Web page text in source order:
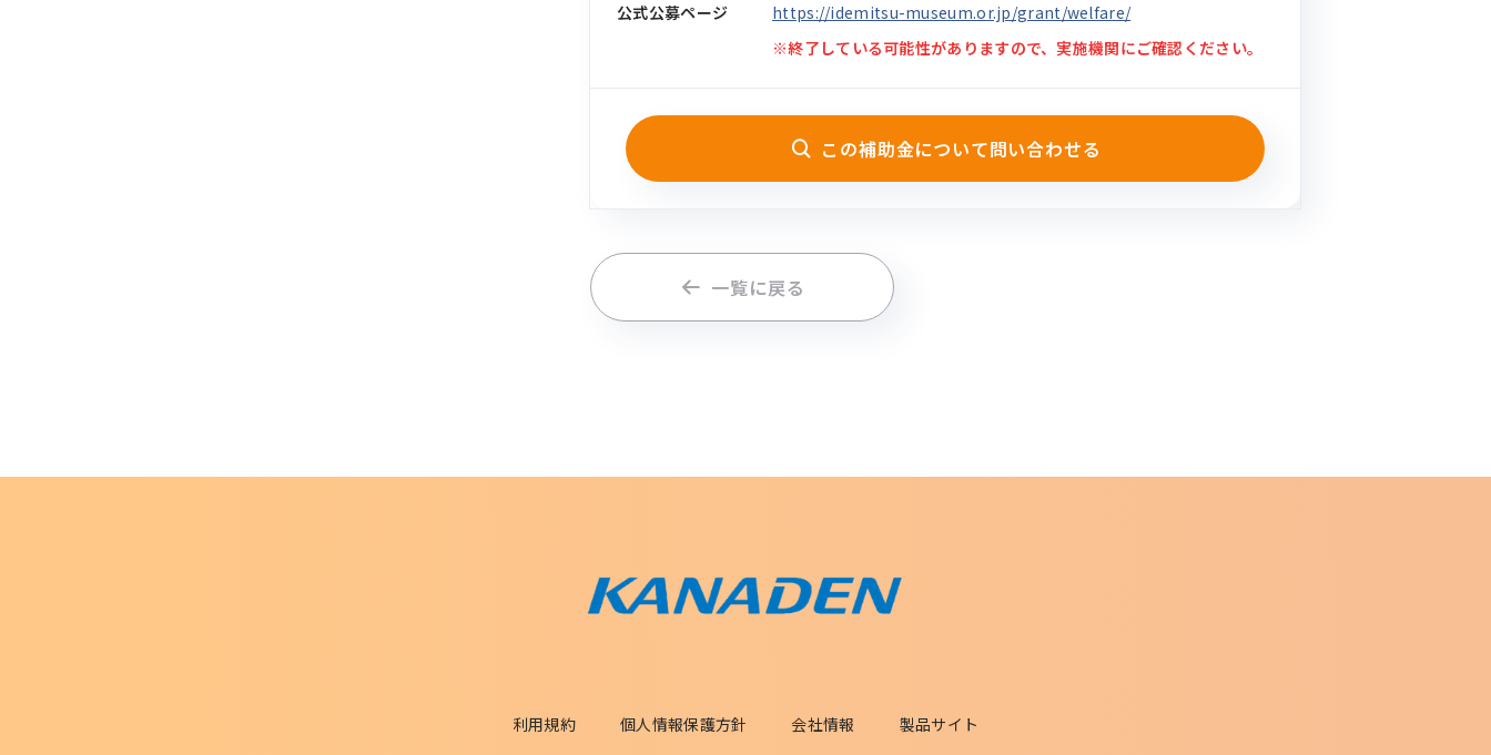
公式公募ページ
https://idemitsu-museum.or.jp/grant/welfare/
※終了している可能性がありますので、実施機関にご確認ください。
この補助金について問い合わせる
一覧に戻る
利用規約 個人情報保護方針 会社情報 製品サイト